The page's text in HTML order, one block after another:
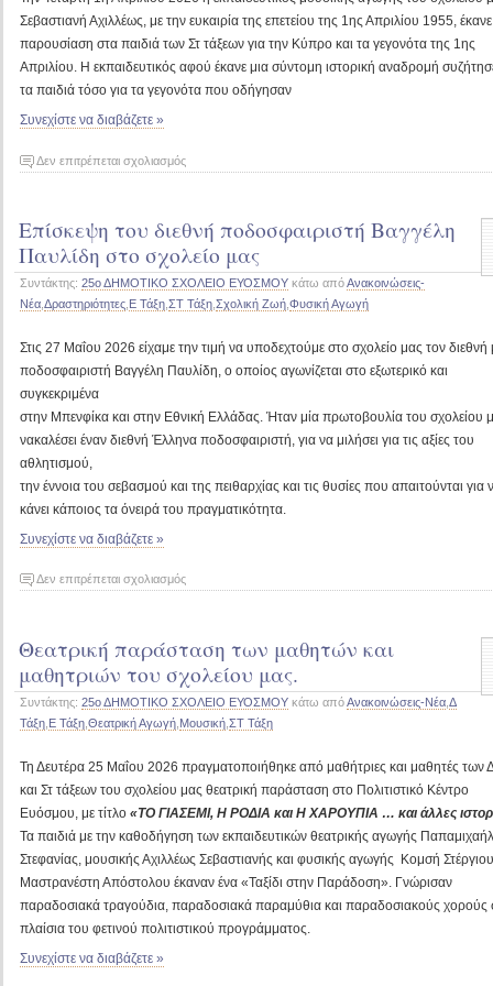
Σεβαστιανή Αχιλλέως, με την ευκαιρία της επετείου της 1ης Απριλίου 1955,
παρουσίαση στα παιδιά των Στ τάξεων για την Κύπρο και τα γεγονότα της 1ης
Απριλίου. Η εκπαιδευτικός αφού έκανε μια σύντομη ιστορική αναδρομή
τα παιδιά τόσο για τα γεγονότα που οδήγησαν
Συνεχίστε να διαβάζετε »
Δεν επιτρέπεται σχολιασμόςστο
αφορμή
επέτειο
του
Κυπριακού
Επίσκεψη του διεθνή ποδοσφαιριστή Βαγγέλη
Παυλίδη στο σχολείο μας
Συντάκτης: 25ο ΔΗΜΟΤΙΚΟ ΣΧΟΛΕΙΟ ΕΥΟΣΜΟΥ κάτω απόΑνακοινώσεις-
Νέα Δραστηριότητες Ε Τάξη ΣΤ Τάξη Σχολική Ζωή Φυσική Αγωγή
Στις 27 Μαΐου 2026 είχαμε την τιμή να υποδεχτούμε στο σχολείο μας τον διεθνή
ποδοσφαιριστή Βαγγέλη Παυλίδη, ο οποίος αγωνίζεται στο εξωτερικό και
συγκεκριμένα
στην Μπενφίκα και στην Εθνική Ελλάδας. Ήταν μία πρωτοβουλία του σχολείου
νακαλέσει έναν διεθνή Έλληνα ποδοσφαιριστή, για να μιλήσει για τις αξίες του
αθλητισμού,
την έννοια του σεβασμού και της πειθαρχίας και τις θυσίες που απαιτούνται για
κάνει κάποιος τα όνειρά του πραγματικότητα.
Συνεχίστε να διαβάζετε »
Δεν επιτρέπεται σχολιασμόςστο
ποδοσφαιριστή
Βαγγέλη
Παυλίδη
στο
μας
Θεατρική παράσταση των μαθητών και
μαθητριών του σχολείου μας.
Συντάκτης: 25ο ΔΗΜΟΤΙΚΟ ΣΧΟΛΕΙΟ ΕΥΟΣΜΟΥ κάτω απόΑνακοινώσεις-Νέα Δ
Τάξη Ε Τάξη Θεατρική Αγωγή Μουσική ΣΤ Τάξη
Τη Δευτέρα 25 Μαΐου 2026 πραγματοποιήθηκε από μαθήτριες και μαθητές των
και Στ τάξεων του σχολείου μας θεατρική παράσταση στο Πολιτιστικό Κέντρο
Ευόσμου, με τίτλο «ΤΟ ΓΙΑΣΕΜΙ, Η ΡΟΔΙΑ και Η ΧΑΡΟΥΠΙΑ … και άλλες
Τα παιδιά με την καθοδήγηση των εκπαιδευτικών θεατρικής αγωγής Παπαμιχαήλ
Στεφανίας, μουσικής Αχιλλέως Σεβαστιανής και φυσικής αγωγής Κομσή
Μαστρανέστη Απόστολου έκαναν ένα «Ταξίδι στην Παράδοση». Γνώρισαν
παραδοσιακά τραγούδια, παραδοσιακά παραμύθια και παραδοσιακούς χορούς
πλαίσια του φετινού πολιτιστικού προγράμματος.
Συνεχίστε να διαβάζετε »